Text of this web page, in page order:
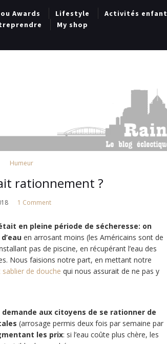
Awards Lifestyle Activités enfant
My shop
Humeur
rationnement ?
1 Comment
en pleine période de sécheresse: on
en arrosant moins (les Américains sont de
pas de piscine, en récupérant l’eau des
Nous faisions notre part, en mettant notre
de douche qui nous assurait de ne pas y
demande aux citoyens de se rationner de
(arrosage permis deux fois par semaine par
les prix: si l’eau coûte plus chère, les